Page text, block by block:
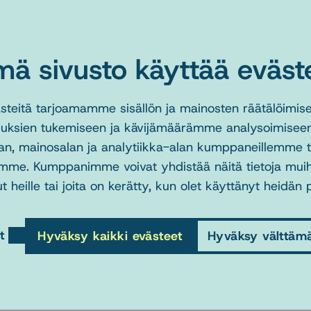
sivusto käyttää
tarjoamamme sisällön ja mainosten
tukemiseen ja kävijämäärämme
mainosalan ja analytiikka-alan kumppaneillemme
Kumppanimme voivat yhdistää näitä tietoja
heille tai joita on kerätty, kun olet käyttänyt heidän
Hyväksy
Hyväksy kaikki evästeet
YTT, yliopistotutkija Riitta Laakso Tampereen
Päivi Petrelius Terveyden ja hyvinvoinnin
pidetään 16.12.2015 keskiviikkona klo 14-16,
päärakennus, Sali 7.